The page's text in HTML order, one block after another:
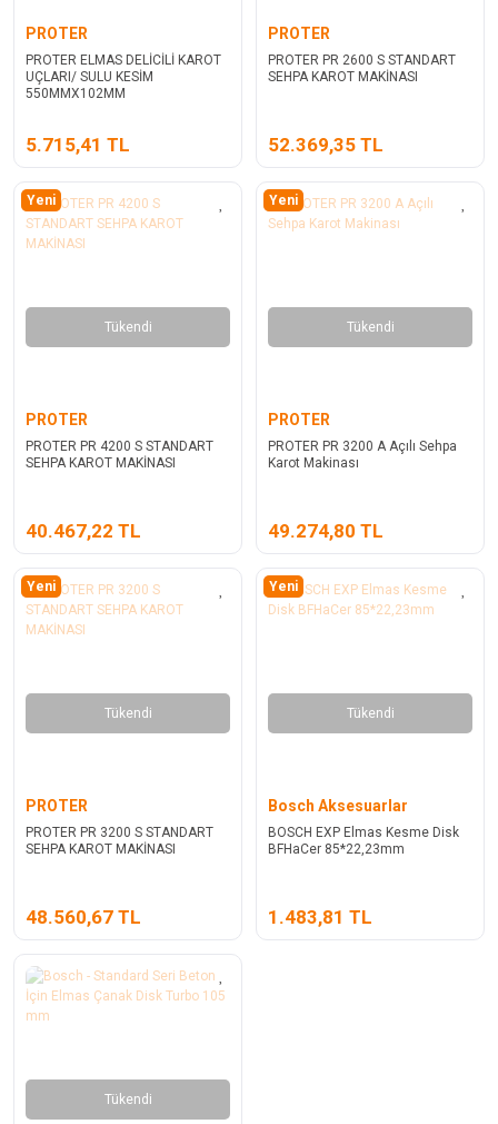
PROTER
PROTER ELMAS DELİCİLİ KAROT
UÇLARI/ SULU KESİM
550MMX102MM
5.715,41 TL
PROTER
PROTER PR 2600 S STANDART
SEHPA KAROT MAKİNASI
52.369,35 TL
Yeni
Tükendi
PROTER
PROTER PR 4200 S STANDART
SEHPA KAROT MAKİNASI
40.467,22 TL
Yeni
Tükendi
PROTER
PROTER PR 3200 A Açılı Sehpa
Karot Makinası
49.274,80 TL
Yeni
Tükendi
PROTER
PROTER PR 3200 S STANDART
SEHPA KAROT MAKİNASI
48.560,67 TL
Yeni
Tükendi
Bosch Aksesuarlar
BOSCH EXP Elmas Kesme Disk
BFHaCer 85*22,23mm
1.483,81 TL
Tükendi